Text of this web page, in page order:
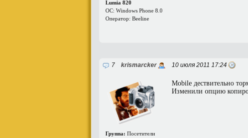
Lumia 820
ОС: Windows Phone 8.0
Оператор: Beeline
7 krismarcker 10 июля 2011 17:24
Группа: Посетители
Mobile дествительно
Изменили опцию